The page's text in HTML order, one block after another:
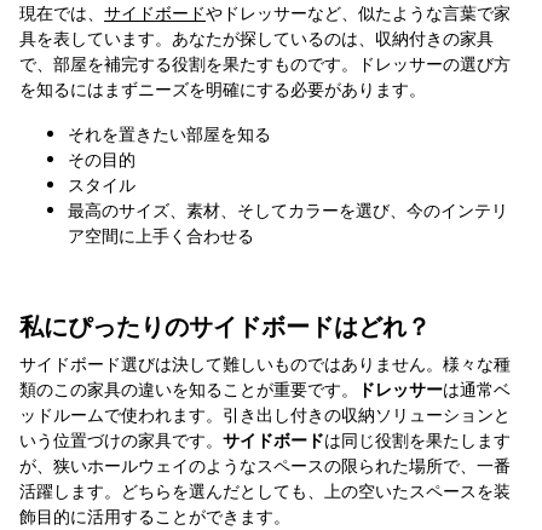
現在では、 サイドボードやドレッサーなど、似たような言葉で家
具を表しています。あなたが探しているのは、収納付きの家具
で、部屋を補完する役割を果たすものです。ドレッサーの選び方
を知るにはまずニーズを明確にする必要があります。
それを置きたい部屋を知る
その目的
スタイル
最高のサイズ、素材、そしてカラーを選び、今のインテリ
ア空間に上手く合わせる
私にぴったりのサイドボードはどれ？
サイドボード選びは決して難しいものではありません。様々な種
類のこの家具の違いを知ることが重要です。
ドレッサーは通常ベ
ッドルームで使われます。引き出し付きの収納ソリューションと
いう位置づけの家具です。 サイドボードは同じ役割を果たします
が、狭いホールウェイのようなスペースの限られた場所で、一番
活躍します。どちらを選んだとしても、上の空いたスペースを装
飾目的に活用することができます。